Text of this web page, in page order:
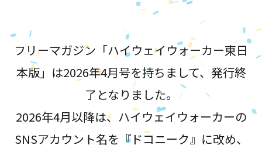
フリーマガジン「ハイウェイウォーカー東日
本版」は2026年4月号を持ちまして、発行終
了となりました。
2026年4月以降は、ハイウェイウォーカーの
SNSアカウント名を『ドコニーク』に改め、